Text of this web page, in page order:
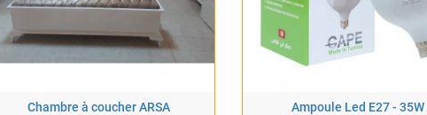
Chambre à coucher ARSA Ampoule Led E27 - 35W